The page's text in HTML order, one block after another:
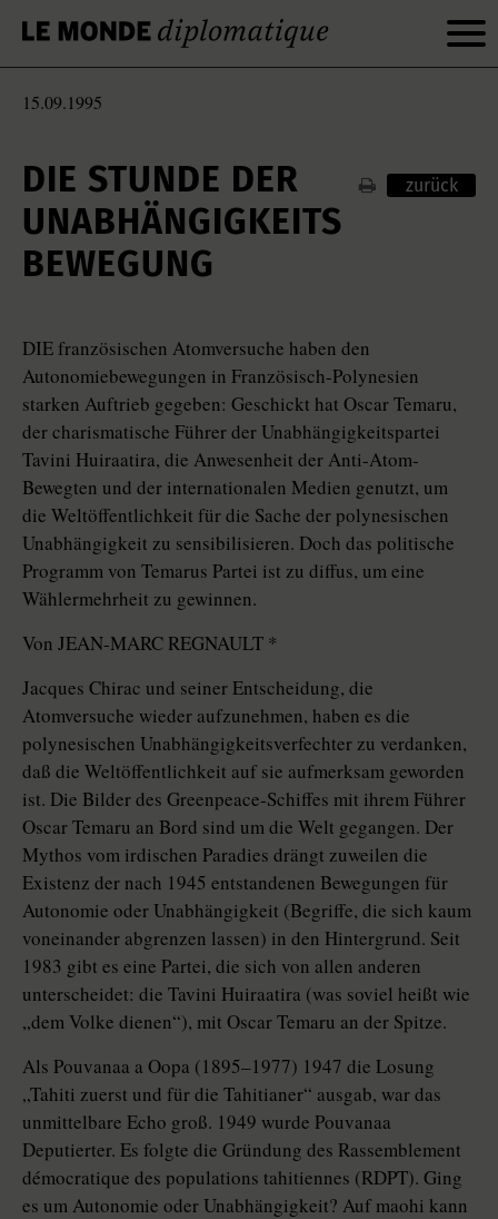
15.09.1995
DIE STUNDE DER
UNABHÄNGIGKEITS
BEWEGUNG
zurück
DIE französischen Atomversuche haben den
Autonomiebewegungen in Französisch-Polynesien
starken Auftrieb gegeben: Geschickt hat Oscar Temaru,
der charismatische Führer der Unabhängigkeitspartei
Tavini Huiraatira, die Anwesenheit der Anti-Atom-
Bewegten und der internationalen Medien genutzt, um
die Weltöffentlichkeit für die Sache der polynesischen
Unabhängigkeit zu sensibilisieren. Doch das politische
Programm von Temarus Partei ist zu diffus, um eine
Wählermehrheit zu gewinnen.
Von JEAN-MARC REGNAULT *
Jacques Chirac und seiner Entscheidung, die
Atomversuche wieder aufzunehmen, haben es die
polynesischen Unabhängigkeitsverfechter zu verdanken,
daß die Weltöffentlichkeit auf sie aufmerksam geworden
ist. Die Bilder des Greenpeace-Schiffes mit ihrem Führer
Oscar Temaru an Bord sind um die Welt gegangen. Der
Mythos vom irdischen Paradies drängt zuweilen die
Existenz der nach 1945 entstandenen Bewegungen für
Autonomie oder Unabhängigkeit (Begriffe, die sich kaum
voneinander abgrenzen lassen) in den Hintergrund. Seit
1983 gibt es eine Partei, die sich von allen anderen
unterscheidet: die Tavini Huiraatira (was soviel heißt wie
„dem Volke dienen“), mit Oscar Temaru an der Spitze.
Als Pouvanaa a Oopa (1895–1977) 1947 die Losung
„Tahiti zuerst und für die Tahitianer“ ausgab, war das
unmittelbare Echo groß. 1949 wurde Pouvanaa
Deputierter. Es folgte die Gründung des Rassemblement
démocratique des populations tahitiennes (RDPT). Ging
es um Autonomie oder Unabhängigkeit? Auf maohi kann